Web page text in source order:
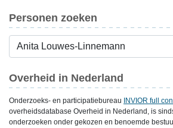
Personen zoeken
Overheid in Nederland
Onderzoeks- en participatiebureau INVIOR full
overheidsdatabase Overheid in Nederland, is
onderzoeken onder gekozen en benoemde